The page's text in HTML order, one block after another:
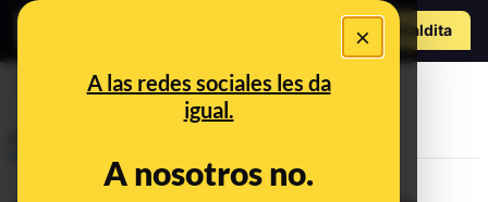
×
A las redes sociales les da
igual.
A nosotros no.
Hazte Maldita